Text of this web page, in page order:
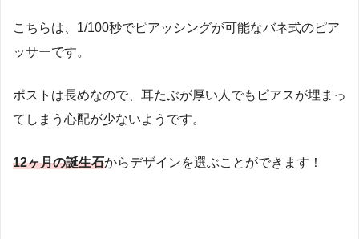
こちらは、1/100秒でピアッシングが可能なバネ式のピア
ッサーです。
ポストは長めなので、耳たぶが厚い人でもピアスが埋まっ
てしまう心配が少ないようです。
12ヶ月の誕生石からデザインを選ぶことができます！